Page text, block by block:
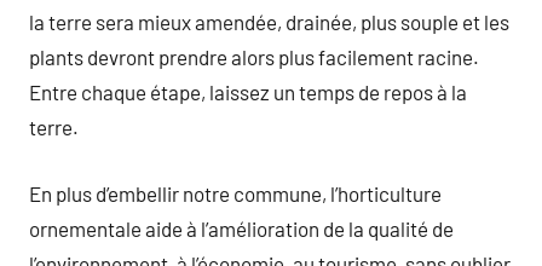
la terre sera mieux amendée, drainée, plus souple et les
plants devront prendre alors plus facilement racine.
Entre chaque étape, laissez un temps de repos à la
terre.
En plus d’embellir notre commune, l’horticulture
ornementale aide à l’amélioration de la qualité de